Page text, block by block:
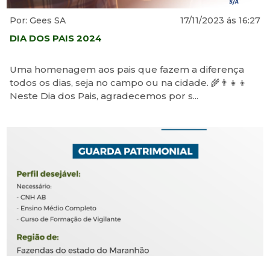
Por: Gees SA 17/11/2023 ás 16:27
DIA DOS PAIS 2024
Uma homenagem aos pais que fazem a diferença
todos os dias, seja no campo ou na cidade. 🌾👨‍👧‍👦
Neste Dia dos Pais, agradecemos por s...